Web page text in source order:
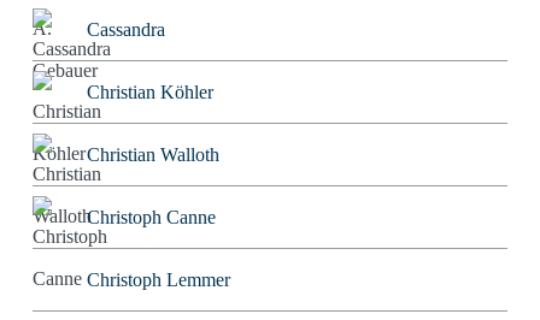
Cassandra
Christian Köhler
Christian Walloth
Christoph Canne
Christoph Lemmer